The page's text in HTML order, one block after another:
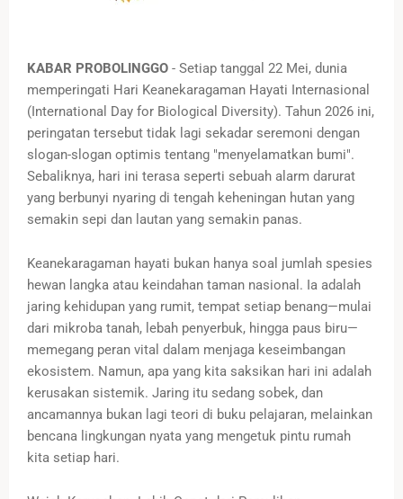
KABAR PROBOLINGGO - Setiap tanggal 22 Mei, dunia
memperingati Hari Keanekaragaman Hayati Internasional
(International Day for Biological Diversity). Tahun 2026 ini,
peringatan tersebut tidak lagi sekadar seremoni dengan
slogan-slogan optimis tentang "menyelamatkan bumi".
Sebaliknya, hari ini terasa seperti sebuah alarm darurat
yang berbunyi nyaring di tengah keheningan hutan yang
semakin sepi dan lautan yang semakin panas.
Keanekaragaman hayati bukan hanya soal jumlah spesies
hewan langka atau keindahan taman nasional. Ia adalah
jaring kehidupan yang rumit, tempat setiap benang—mulai
dari mikroba tanah, lebah penyerbuk, hingga paus biru—
memegang peran vital dalam menjaga keseimbangan
ekosistem. Namun, apa yang kita saksikan hari ini adalah
kerusakan sistemik. Jaring itu sedang sobek, dan
ancamannya bukan lagi teori di buku pelajaran, melainkan
bencana lingkungan nyata yang mengetuk pintu rumah
kita setiap hari.